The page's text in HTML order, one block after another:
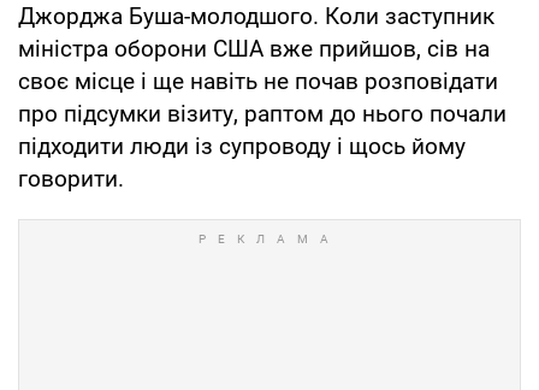
Джорджа Буша-молодшого. Коли заступник
міністра оборони США вже прийшов, сів на
своє місце і ще навіть не почав розповідати
про підсумки візиту, раптом до нього почали
підходити люди із супроводу і щось йому
говорити.